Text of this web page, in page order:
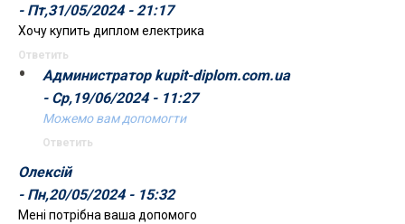
- Пт,31/05/2024 - 21:17
Хочу купить диплом електрика
Ответить
Администратор kupit-diplom.com.ua
- Ср,19/06/2024 - 11:27
Можемо вам допомогти
Ответить
Олексій
- Пн,20/05/2024 - 15:32
Мені потрібна ваша допомого